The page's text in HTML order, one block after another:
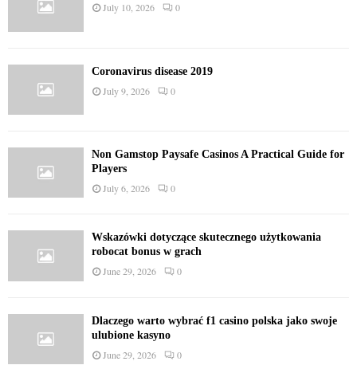
July 10, 2026 0
Coronavirus disease 2019
July 9, 2026 0
Non Gamstop Paysafe Casinos A Practical Guide for
Players
July 6, 2026 0
Wskazówki dotyczące skutecznego użytkowania
robocat bonus w grach
June 29, 2026 0
Dlaczego warto wybrać f1 casino polska jako swoje
ulubione kasyno
June 29, 2026 0